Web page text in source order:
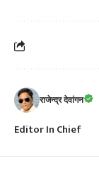
राजेन्द्र देवांगन
Editor In Chief